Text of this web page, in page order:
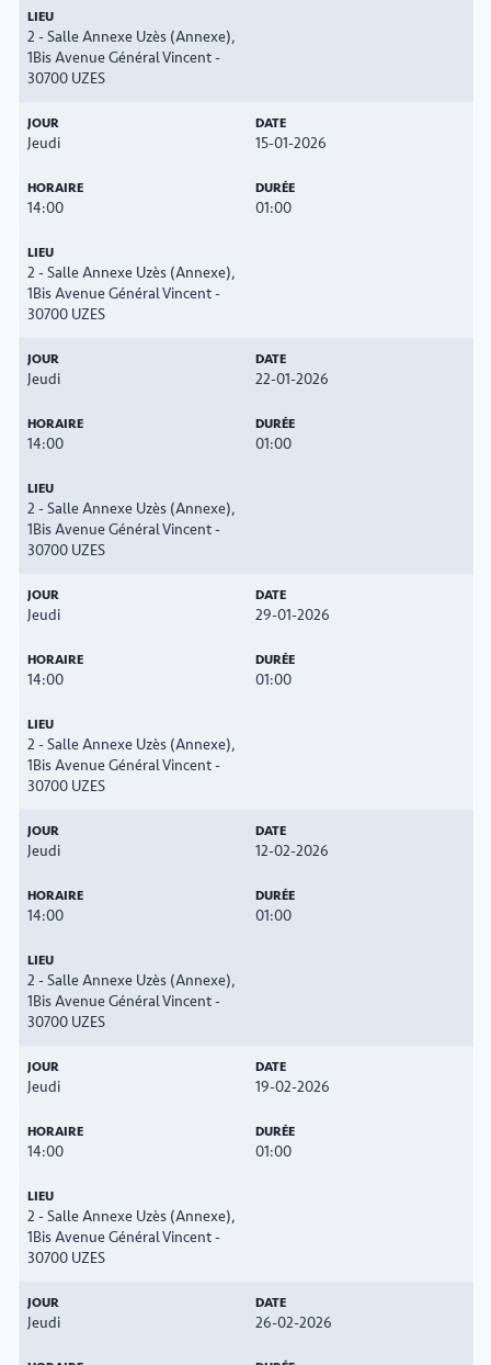
2 - Salle Annexe Uzès (Annexe),
1Bis Avenue Général Vincent -
30700 UZES
Jeudi 15-01-2026
14:00 01:00
2 - Salle Annexe Uzès (Annexe),
1Bis Avenue Général Vincent -
30700 UZES
Jeudi 22-01-2026
14:00 01:00
2 - Salle Annexe Uzès (Annexe),
1Bis Avenue Général Vincent -
30700 UZES
Jeudi 29-01-2026
14:00 01:00
2 - Salle Annexe Uzès (Annexe),
1Bis Avenue Général Vincent -
30700 UZES
Jeudi 12-02-2026
14:00 01:00
2 - Salle Annexe Uzès (Annexe),
1Bis Avenue Général Vincent -
30700 UZES
Jeudi 19-02-2026
14:00 01:00
2 - Salle Annexe Uzès (Annexe),
1Bis Avenue Général Vincent -
30700 UZES
Jeudi 26-02-2026